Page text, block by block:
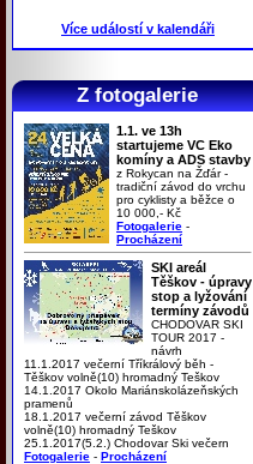
Více událostí v kalendáři
Z fotogalerie
1.1. ve 13h
startujeme VC Eko
komíny a ADS stavby
z Rokycan na Žďár -
tradiční závod do vrchu
pro cyklisty a běžce o
10 000,- Kč
Fotogalerie -
Procházení
SKI areál
Těškov - úpravy
stop a lyžování
termíny závodů
CHODOVAR SKI
TOUR 2017 -
návrh
11.1.2017 večerní Tříkrálový běh -
Těškov volně(10) hromadný Teškov
14.1.2017 Okolo Mariánskolázeňských
pramenů
18.1.2017 večerní závod Těškov
volně(10) hromadný Teškov
25.1.2017(5.2.) Chodovar Ski večern
Fotogalerie - Procházení